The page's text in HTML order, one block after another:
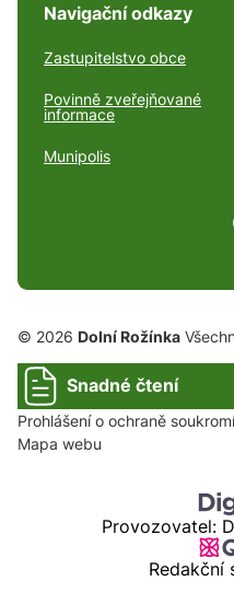
Navigační odkazy
Zastupitelstvo obce
Povinně zveřejňované
informace
Munipolis
© 2026 Dolní Rožínka
Snadné čtení
Prohlášení o ochraně soukromí
Mapa webu
Provozovatel:
Redakční